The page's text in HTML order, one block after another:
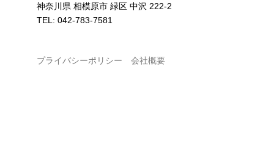
神奈川県 相模原市 緑区 中沢 222-2
TEL: 042-783-7581
プライバシーポリシー 会社概要